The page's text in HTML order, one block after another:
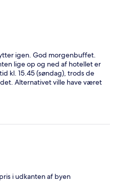
igen. God morgenbuffet.
lige op og ned af hotellet er
kl. 15.45 (søndag), trods de
Alternativet ville have været
i udkanten af byen